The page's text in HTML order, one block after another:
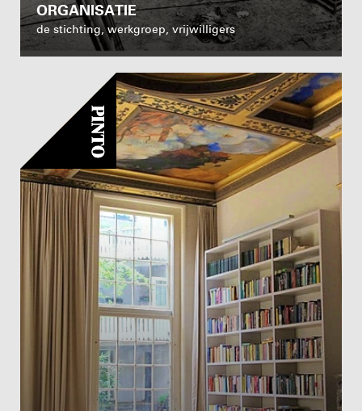
ORGANISATIE
de stichting, werkgroep, vrijwilligers